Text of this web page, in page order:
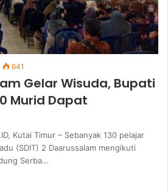
641
Gelar Wisuda, Bupati
Murid Dapat
Kutai Timur – Sebanyak 130 pelajar
(SDIT) 2 Daarussalam mengikuti
Serba…